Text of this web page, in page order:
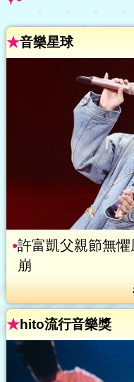
★音樂星球
許富凱父親節無
崩
★hito流行音樂獎